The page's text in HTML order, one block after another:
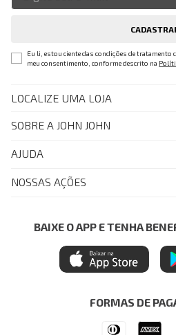
Eu li, estou ciente das condições de
meu consentimento, conforme descrito na
LOCALIZE UMA LOJA
SOBRE A JOHN JOHN
Quem Somos
John John Club
Painel de Privacidade
Central de Preferências
Ética e Sustentabilidade
AJUDA
FAQ
Regulamentos
Seja um Revendedor
NOSSAS AÇÕES
Azul Fidelidade
Mastercard
Itau Personnalite
BAIXE O APP E TENHA
FORMAS DE